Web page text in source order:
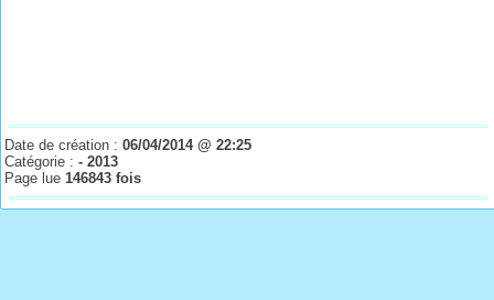
Date de création :06/04/2014 @ 22:25
Catégorie :- 2013
Page lue146843 fois